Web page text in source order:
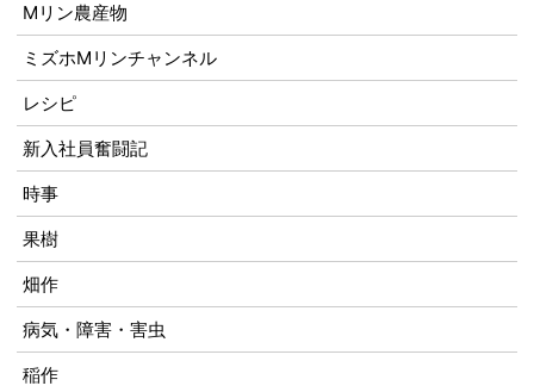
Mリン農産物
ミズホMリンチャンネル
レシピ
新入社員奮闘記
時事
果樹
畑作
病気・障害・害虫
稲作